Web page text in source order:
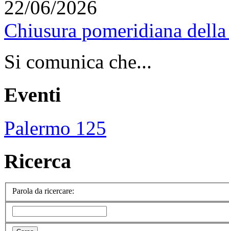
22/06/2026
Chiusura pomeridiana
Si comunica che...
Eventi
Palermo 125
Ricerca
Parola da ricercare: